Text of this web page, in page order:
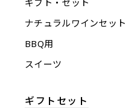
ギフト・セット
ナチュラルワインセット
BBQ用
スイーツ
ギフトセット